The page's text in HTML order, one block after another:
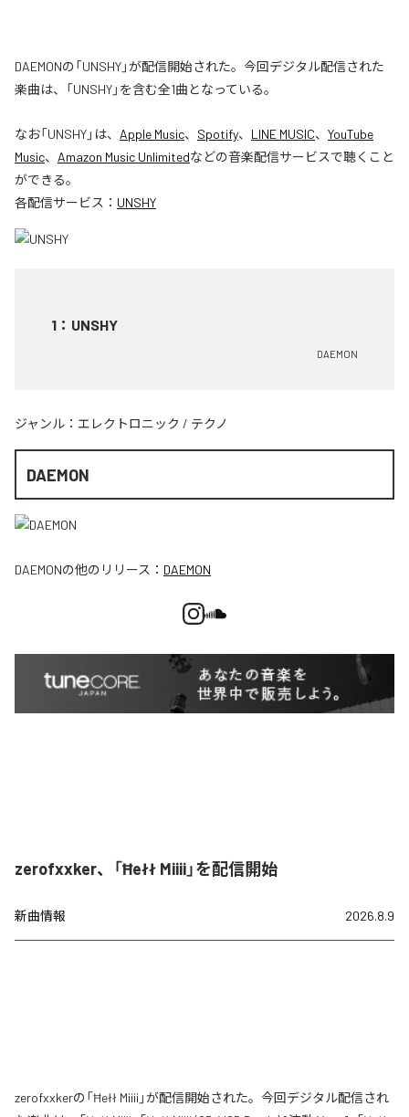
DAEMONの「UNSHY」が配信開始された。今回デジタル配信された
楽曲は、「UNSHY」を含む全1曲となっている。
なお「UNSHY」は、 Apple Music、 Spotify、 LINE MUSIC、 YouTube
Music、 Amazon Music Unlimitedなどの音楽配信サービスで聴くこと
ができる。
各配信サービス： UNSHY
1 ： UNSHY
DAEMON
ジャンル： エレクトロニック / テクノ
DAEMON
DAEMONの他のリリース： DAEMON
zerofxxker、「Ħełł Miiii」を配信開始
新曲情報 2026.8.9
zerofxxkerの「Ħełł Miiii」が配信開始された。今回デジタル配信され